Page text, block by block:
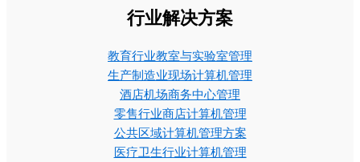
行业解决方案
教育行业教室与实验室管理
生产制造业现场计算机管理
酒店机场商务中心管理
零售行业商店计算机管理
公共区域计算机管理方案
医疗卫生行业计算机管理